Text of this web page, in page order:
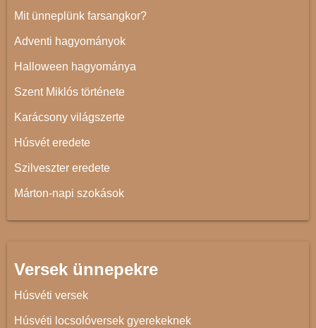
Mit ünneplünk farsangkor?
Adventi hagyományok
Halloween hagyománya
Szent Miklós története
Karácsony világszerte
Húsvét eredete
Szilveszter eredete
Márton-napi szokások
Versek ünnepekre
Húsvéti versek
Húsvéti locsolóversek gyerekeknek